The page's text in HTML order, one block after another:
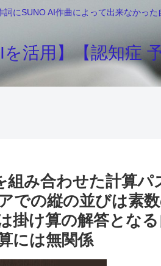
にSUNO AI作曲によって出来なかっ
活用】【認知症
組み合わせた計算パ
での縦の並びは素
掛け算の解答とな
には無関係